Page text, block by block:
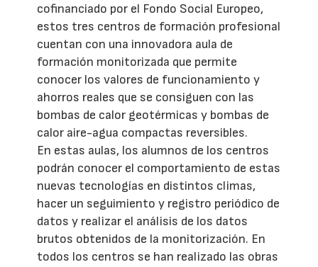
cofinanciado por el Fondo Social Europeo,
estos tres centros de formación profesional
cuentan con una innovadora aula de
formación monitorizada que permite
conocer los valores de funcionamiento y
ahorros reales que se consiguen con las
bombas de calor geotérmicas y bombas de
calor aire-agua compactas reversibles.
En estas aulas, los alumnos de los centros
podrán conocer el comportamiento de estas
nuevas tecnologías en distintos climas,
hacer un seguimiento y registro periódico de
datos y realizar el análisis de los datos
brutos obtenidos de la monitorización. En
todos los centros se han realizado las obras